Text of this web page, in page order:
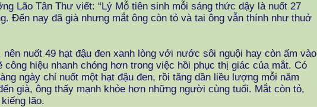
Lão Tân Thư viết: “Lý Mỗ tiên sinh mỗi sáng thức dậy là nuốt 27
Đến nay đã già nhưng mắt ông còn tỏ và tai ông vẫn thính như thuở
nuốt 49 hạt đậu đen xanh lòng với nước sôi nguội hay còn ấm vào
công hiệu nhanh chóng hơn trong việc hồi phục thị giác của mắt. Có
ngày chỉ nuốt một hạt đậu đen, rồi tăng dần liều lượng mỗi năm
già, ông thấy mạnh khỏe hơn những người cùng tuổi. Mắt còn tỏ,
lão.